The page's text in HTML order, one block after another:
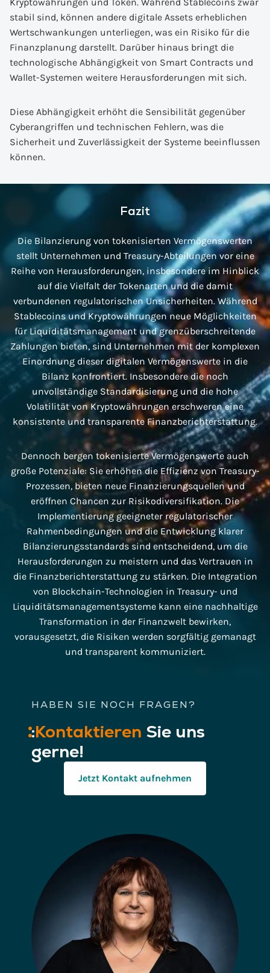
stabil sind, können andere digitale Assets erheblichen
Wertschwankungen unterliegen, was ein Risiko für die
Finanzplanung darstellt. Darüber hinaus bringt die
technologische Abhängigkeit von Smart Contracts und
Wallet-Systemen weitere Herausforderungen mit sich.
Diese Abhängigkeit erhöht die Sensibilität gegenüber
Cyberangriffen und technischen Fehlern, was die
Sicherheit und Zuverlässigkeit der Systeme beeinflussen
können.
Fazit
Die Bilanzierung von tokenisierten Vermögenswerten
stellt Unternehmen und Treasury-Abteilungen vor eine
Reihe von Herausforderungen, insbesondere im Hinblick
auf die Vielfalt der Tokenarten und die damit
verbundenen regulatorischen Unsicherheiten. Während
Stablecoins und Kryptowährungen neue Möglichkeiten
für Liquiditätsmanagement und grenzüberschreitende
Zahlungen bieten, sind Unternehmen mit der komplexen
Einordnung dieser digitalen Vermögenswerte in die
Bilanz konfrontiert. Insbesondere die noch
unvollständige Standardisierung und die hohe
Volatilität von Kryptowährungen erschweren eine
konsistente und transparente Finanzberichterstattung.
Dennoch bergen tokenisierte Vermögenswerte auch
große Potenziale: Sie erhöhen die Effizienz von Treasury-
Prozessen, bieten neue Finanzierungsquellen und
eröffnen Chancen zur Risikodiversifikation. Die
Implementierung geeigneter regulatorischer
Rahmenbedingungen und die Entwicklung klarer
Bilanzierungsstandards sind entscheidend, um die
Herausforderungen zu meistern und das Vertrauen in
die Finanzberichterstattung zu stärken. Die Integration
von Blockchain-Technologien in Treasury- und
Liquiditätsmanagementsysteme kann eine nachhaltige
Transformation in der Finanzwelt bewirken,
vorausgesetzt, die Risiken werden sorgfältig gemanagt
und transparent kommuniziert.
HABEN SIE NOCH FRAGEN?
:Kontaktieren Sie uns
gerne!
Jetzt Kontakt aufnehmen